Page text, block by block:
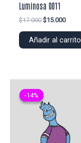
Luminosa 0011
$17.000 El
original
$15.000El
actual
Añadir al carrito
-14%
-14%